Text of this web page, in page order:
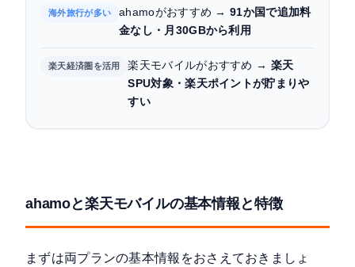
海外旅行が多い ahamoがおすすめ →91か国で追加料
金なし・月30GBから利用
楽天経済圏を活用 楽天モバイルがおすすめ → 楽天
SPU対象・楽天ポイントが貯まりや
すい
ahamoと楽天モバイルの基本情報と特徴
まずは両プランの基本情報をおさえておきましょ